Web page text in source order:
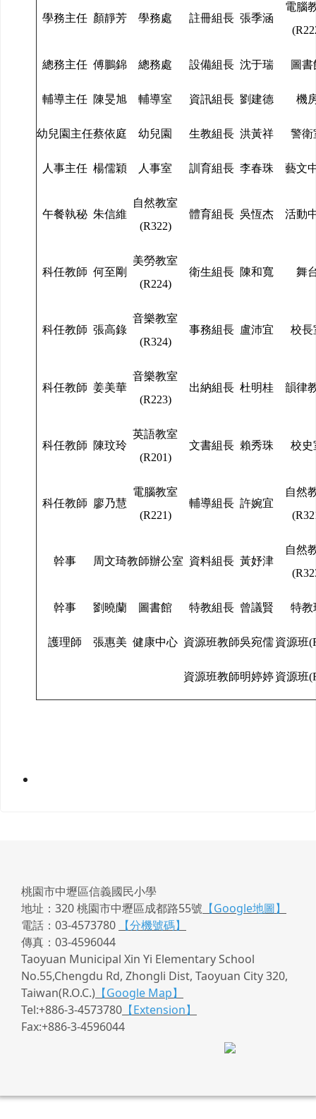
學務主任 顏靜芳 學務處 註冊組長 張季涵
電腦
總務主任 傅鵬錦 總務處 設備組長 沈于瑞 圖書
輔導主任 陳旻旭 輔導室 資訊組長 劉建德 機
幼兒園主任蔡依庭 幼兒園 生教組長 洪黃祥 警衛
人事主任 楊儒穎 人事室 訓育組長 李春珠 藝文
午餐執秘 朱信維
自然教室
(R322)
體育組長 吳恆杰 活動
科任教師 何至剛
美勞教室
(R224)
衛生組長 陳和寬 舞
科任教師 張高錄
音樂教室
(R324)
事務組長 盧沛宜 校長
科任教師 姜美華
音樂教室
(R223)
出納組長 杜明桂 韻律
科任教師 陳玟玲
英語教室
(R201)
文書組長 賴秀珠 校史
科任教師 廖乃慧
電腦教室
(R221)
輔導組長 許婉宜
自然
幹事 周文琦教師辦公室 資料組長 黃妤津
自然
幹事 劉曉蘭 圖書館 特教組長 曾議賢 特教
護理師 張惠美 健康中心 資源班教師吳宛儒資源班
資源班教師明婷婷資源班
桃園市中壢區信義國民小學
地址：320 桃園市中壢區成都路55號 【Google地圖】
電話：03-4573780
【分機號碼】
傳真：03-4596044
Taoyuan Municipal Xin Yi Elementary School
No.55,Chengdu Rd, Zhongli Dist, Taoyuan City 320,
Taiwan(R.O.C.) 【Google Map】
Tel:+886-3-4573780 【Extension】
Fax:+886-3-4596044